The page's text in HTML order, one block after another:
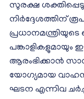
സുരക്ഷ
നിർദ്ദേശത്തിന്
പങ്കാളികളുമായും
ആരംഭിക്കാൻ
യോഗ്യമായ
ഘടന എന്നിവ